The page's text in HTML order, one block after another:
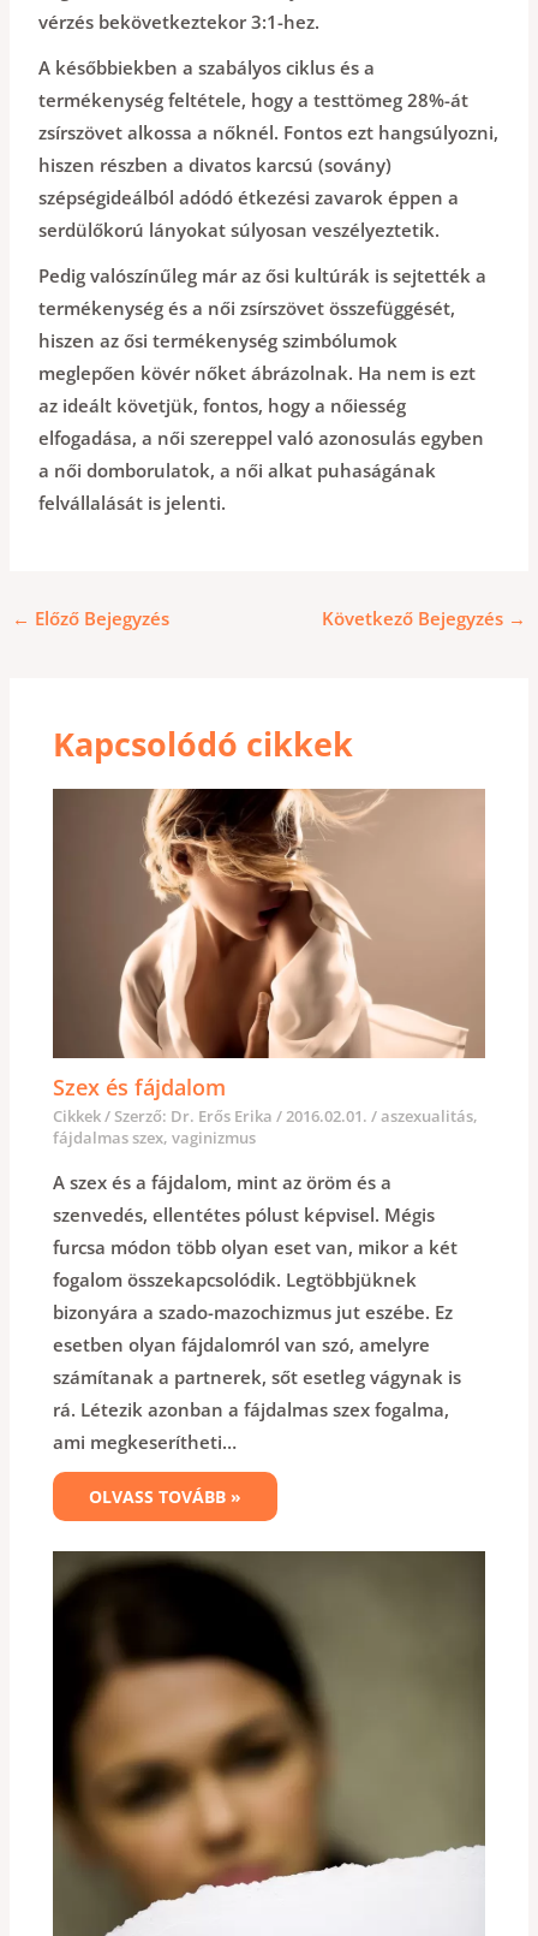
vérzés bekövetkeztekor 3:1-hez.
A későbbiekben a szabályos ciklus és a
termékenység feltétele, hogy a testtömeg 28%-át
zsírszövet alkossa a nőknél. Fontos ezt hangsúlyozni,
hiszen részben a divatos karcsú (sovány)
szépségideálból adódó étkezési zavarok éppen a
serdülőkorú lányokat súlyosan veszélyeztetik.
Pedig valószínűleg már az ősi kultúrák is sejtették a
termékenység és a női zsírszövet összefüggését,
hiszen az ősi termékenység szimbólumok
meglepően kövér nőket ábrázolnak. Ha nem is ezt
az ideált követjük, fontos, hogy a nőiesség
elfogadása, a női szereppel való azonosulás egyben
a női domborulatok, a női alkat puhaságának
felvállalását is jelenti.
← Előző Bejegyzés Következő Bejegyzés →
Kapcsolódó cikkek
Szex és fájdalom
Cikkek/ Szerző: Dr. Erős Erika/2016.02.01./aszexualitás,
fájdalmas szex,vaginizmus
A szex és a fájdalom, mint az öröm és a
szenvedés, ellentétes pólust képvisel. Mégis
furcsa módon több olyan eset van, mikor a két
fogalom összekapcsolódik. Legtöbbjüknek
bizonyára a szado-mazochizmus jut eszébe. Ez
esetben olyan fájdalomról van szó, amelyre
számítanak a partnerek, sőt esetleg vágynak is
rá. Létezik azonban a fájdalmas szex fogalma,
ami megkeserítheti…
OLVASS TOVÁBB »